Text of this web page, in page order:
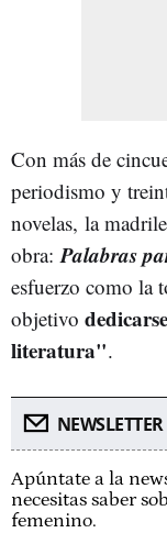
Con más de
periodismo y
novelas, la
obra: Palabras
esfuerzo como la
objetivo
literatura".
Apúntate a la
necesitas saber
femenino.